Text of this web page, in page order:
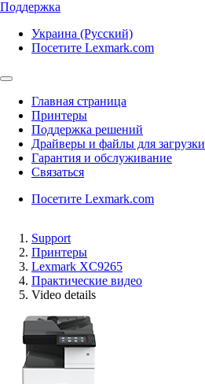
Поддержка
Украина (Русский)
Посетите Lexmark.com
Главная страница
Принтеры
Поддержка решений
Драйверы и файлы для загрузки
Гарантия и обслуживание
Связаться
Посетите Lexmark.com
Support
Принтеры
Lexmark XC9265
Практические видео
Video details